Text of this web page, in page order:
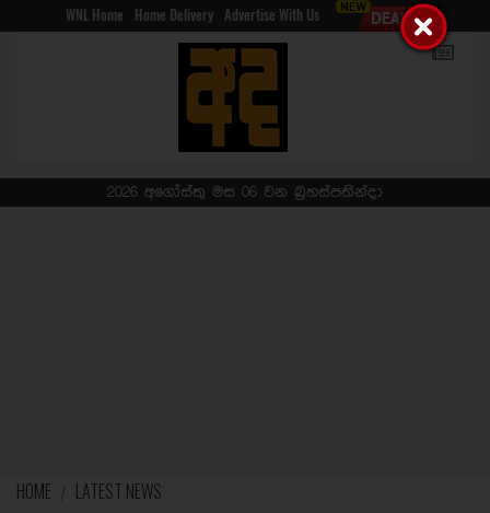
WNL Home Home Delivery Advertise With Us
2026 අගෝස්තු මස 06 වන බ්‍රහස්පතින්දා
HOME LATEST NEWS